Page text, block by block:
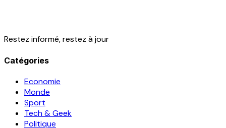
Restez informé, restez à jour
Catégories
Economie
Monde
Sport
Tech & Geek
Politique